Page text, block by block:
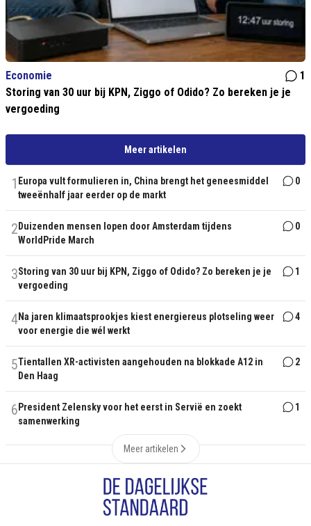
Economie
1
Storing van 30 uur bij KPN, Ziggo of Odido? Zo bereken je je
vergoeding
Meer artikelen
1 Europa vult formulieren in, China brengt het geneesmiddel
tweeënhalf jaar eerder op de markt
0
2 Duizenden mensen lopen door Amsterdam tijdens
WorldPride March
0
3Storing van 30 uur bij KPN, Ziggo of Odido? Zo bereken je je
vergoeding
1
4Na jaren klimaatsprookjes kiest energiereus plotseling weer
voor energie die wél werkt
4
5Tientallen XR-activisten aangehouden na blokkade A12 in
Den Haag
2
6 President Zelensky voor het eerst in Servië en zoekt
samenwerking
1
Meer artikelen